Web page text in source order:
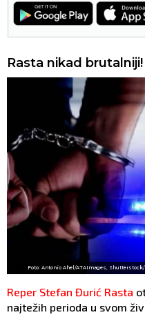
Rasta nikad brutalniji!
Foto: Antonio Ahel/ATAImages,
Reper Stefan Đurić Rasta
najtežih perioda u svom